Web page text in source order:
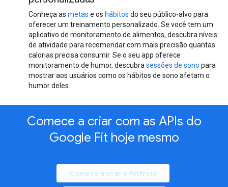
Conheça as metas e os hábitos do seu público-alvo para
oferecer um treinamento personalizado. Se você tem um
aplicativo de monitoramento de alimentos, descubra níveis
de atividade para recomendar com mais precisão quantas
calorias precisa consumir. Se o seu app oferece
monitoramento de humor, descubra sessões de sono para
mostrar aos usuários como os hábitos de sono afetam o
humor deles.
Comece a criar com as APIs do
Google Fit hoje mesmo
Comece a usar o Android